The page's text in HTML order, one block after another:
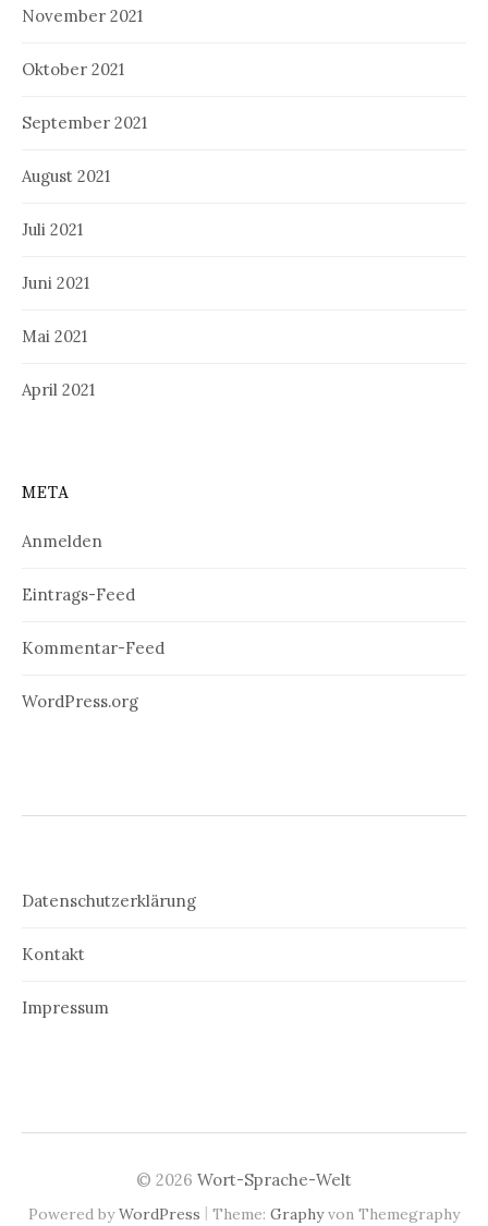
November 2021
Oktober 2021
September 2021
August 2021
Juli 2021
Juni 2021
Mai 2021
April 2021
META
Anmelden
Eintrags-Feed
Kommentar-Feed
WordPress.org
Datenschutzerklärung
Kontakt
Impressum
© 2026 Wort-Sprache-Welt
Powered byWordPress | Theme: Graphyvon Themegraphy